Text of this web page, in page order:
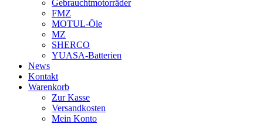
Gebrauchtmotorräder
FMZ
MOTUL-Öle
MZ
SHERCO
YUASA-Batterien
News
Kontakt
Warenkorb
Zur Kasse
Versandkosten
Mein Konto